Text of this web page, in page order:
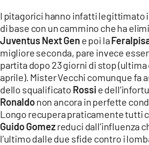
ANDROID
APPLE
I pitagorici hanno infatti legittimato
di base con un cammino che ha
Juventus Next Gen e poi la
migliore seconda, pare invece
partita dopo 23 giorni di stop (ultima
aprile). Mister Vecchi comunque fa
dello squalificato Rossi e
Ronaldonon ancora in perfette
Longo recupera praticamente tutti
Guido Gomezreduci dall’influenza
l’ultimo dalle due sfide contro i